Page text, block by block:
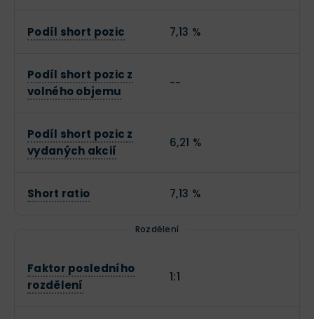
Podíl short pozic 7,13 %
Podíl short pozic z
volného objemu
--
Podíl short pozic z
vydaných akcií
6,21 %
Short ratio 7,13 %
Rozdělení
Faktor posledního
rozdělení
1:1